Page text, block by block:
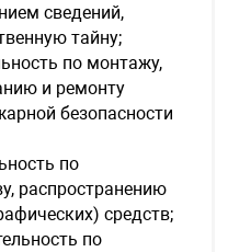
сведений,
тайну;
по монтажу,
и ремонту
безопасности
по
распространению
средств;
по